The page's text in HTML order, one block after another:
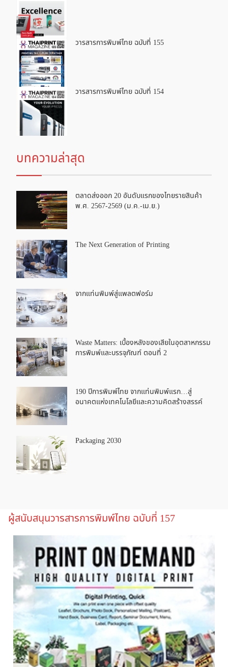
วารสารการพิมพ์ไทย ฉบับที่ 155
วารสารการพิมพ์ไทย ฉบับที่ 154
บทความล่าสุด
ตลาดส่งออก 20 อันดับแรกของไทยรายสินค้า
พ.ศ. 2567-2569 (ม.ค.-เม.ย.)
The Next Generation of Printing
จากแท่นพิมพ์สู่แพลตฟอร์ม
Waste Matters: เบื้องหลังของเสียในอุตสาหกรรม
การพิมพ์และบรรจุภัณฑ์ ตอนที่ 2
190 ปีการพิมพ์ไทย จากแท่นพิมพ์แรก…สู่
อนาคตแห่งเทคโนโลยีและความคิดสร้างสรรค์
Packaging 2030
ผู้สนับสนุนวารสารการพิมพ์ไทย ฉบับที่ 157